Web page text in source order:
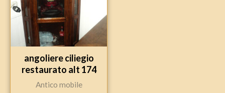
angoliere ciliegio
restaurato alt 174
Antico mobile